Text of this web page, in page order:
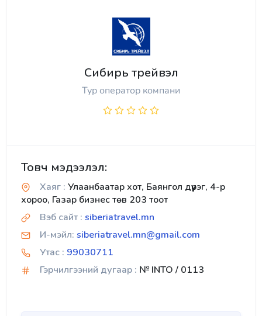
Сибирь трейвэл
Тур оператор компани
Товч мэдээлэл:
Хаяг : Улаанбаатар хот, Баянгол дүүрэг, 4-р
хороо, Газар бизнес төв 203 тоот
Вэб сайт : siberiatravel.mn
И-мэйл: siberiatravel.mn@gmail.com
Утас : 99030711
Гэрчилгээний дугаар : № INTO / 0113